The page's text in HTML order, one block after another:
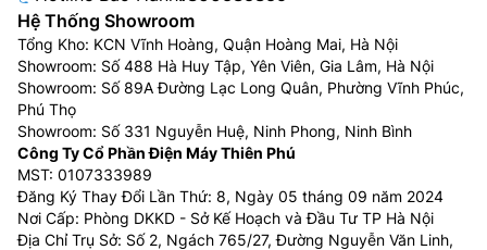
Hệ Thống Showroom
Tổng Kho: KCN Vĩnh Hoàng, Quận Hoàng Mai, Hà Nội
Showroom: Số 488 Hà Huy Tập, Yên Viên, Gia Lâm, Hà Nội
Showroom: Số 89A Đường Lạc Long Quân, Phường Vĩnh Phúc,
Phú Thọ
Showroom: Số 331 Nguyễn Huệ, Ninh Phong, Ninh Bình
Công Ty Cổ Phần Điện Máy Thiên Phú
MST: 0107333989
Đăng Ký Thay Đổi Lần Thứ: 8, Ngày 05 tháng 09 năm 2024
Nơi Cấp: Phòng DKKD - Sở Kế Hoạch và Đầu Tư TP Hà Nội
Địa Chỉ Trụ Sở: Số 2, Ngách 765/27, Đường Nguyễn Văn Linh,